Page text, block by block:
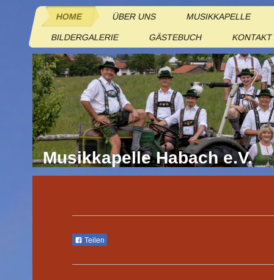
HOME ÜBER UNS MUSIKKAPELLE
BILDERGALERIE GÄSTEBUCH KONTAKT
Musikkapelle Habach e.V.
Teilen